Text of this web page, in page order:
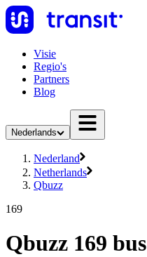
Visie
Regio's
Partners
Blog
Nederlands
Nederland
Netherlands
Qbuzz
169
Qbuzz 169 bus